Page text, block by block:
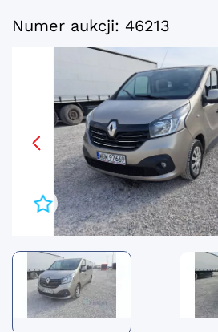
Numer aukcji: 46213